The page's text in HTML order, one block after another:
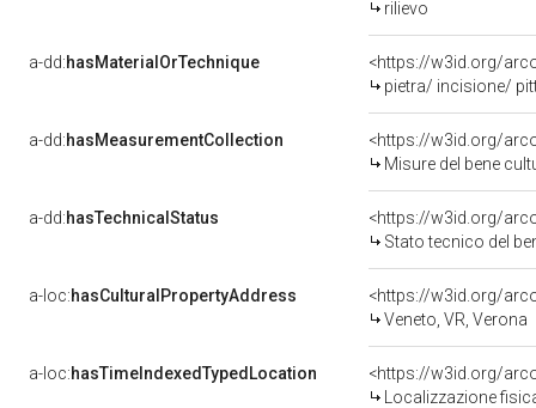
rilievo
a-dd:hasMaterialOrTechnique
<https://w3id.org/
pietra/ incisione/
a-dd:hasMeasurementCollection
<https://w3id.org/
Misure del bene
a-dd:hasTechnicalStatus
<https://w3id.org/
Stato tecnico del
a-loc:hasCulturalPropertyAddress
<https://w3id.org/
Veneto, VR, Verona
a-loc:hasTimeIndexedTypedLocation
<https://w3id.org/
Localizzazione